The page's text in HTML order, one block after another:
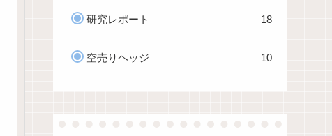
研究レポート 18
空売りヘッジ 10